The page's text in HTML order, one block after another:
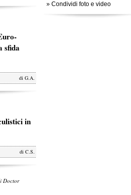
sfida
di G.A.
in
di C.S.
Doctor
» Condividi foto e video